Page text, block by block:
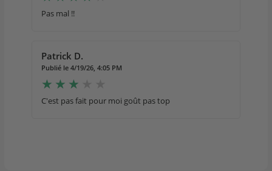
Pas mal !!
Patrick D.
Publié le 4/19/26, 4:05 PM
C'est pas fait pour moi goût pas top